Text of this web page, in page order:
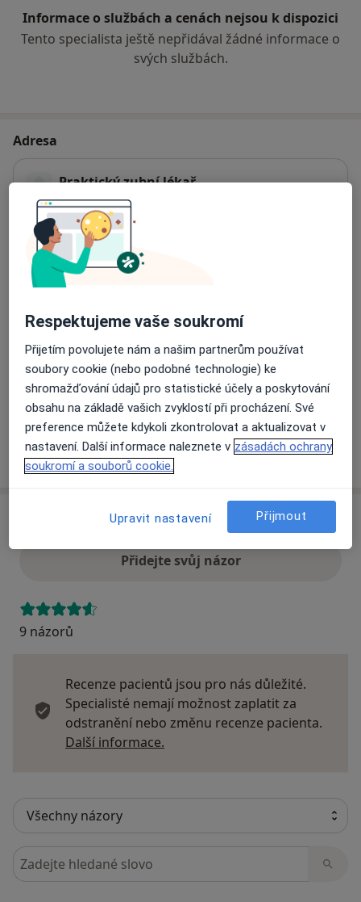
Informace o službách a cenách nejsou k dispozici
Tento specialista ještě nepřidával žádné informace o
svých službách.
Adresa
Praktický zubní lékař
Na Roli 2203,
Přiblížit mapu
Co mám v takové situaci udělat?
Způsoby platby (soukromé návštěvy)
Na teto adrese lékař přijímá pacienty na pojišťovnu
Detaily
Více
Přidejte svůj názor
9 názorů
Recenze pacientů jsou pro nás důležité.
Specialisté nemají možnost zaplatit za
odstranění nebo změnu recenze pacienta.
Další informace.
Hledejte v názorech
Respektujeme vaše soukromí
Přijetím povolujete nám a našim partnerům používat
soubory cookie (nebo podobné technologie) ke
shromažďování údajů pro statistické účely a poskytování
obsahu na základě vašich zvyklostí při procházení. Své
preference můžete kdykoli zkontrolovat a aktualizovat v
nastavení. Další informace naleznete v zásadách ochrany
soukromí a souborů cookie.
Upravit nastavení Přijmout